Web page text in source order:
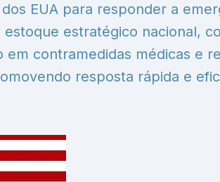
EUA para responder a
estratégico nacional,
em contramedidas médicas e
resposta rápida e